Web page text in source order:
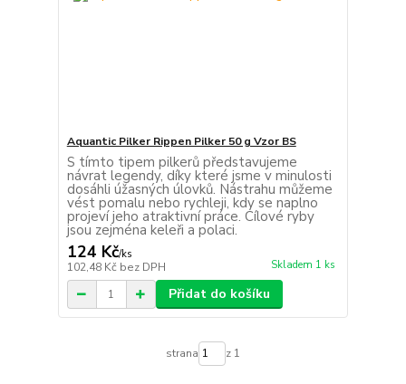
Aquantic Pilker Rippen Pilker 50 g Vzor BS
S tímto tipem pilkerů představujeme
návrat legendy, díky které jsme v minulosti
dosáhli úžasných úlovků. Nástrahu můžeme
vést pomalu nebo rychleji, kdy se naplno
projeví jeho atraktivní práce. Cílové ryby
jsou zejména keleři a polaci.
124 Kč/ks
102,48 Kč bez DPH Skladem 1 ks
Přidat do košíku
strana z 1